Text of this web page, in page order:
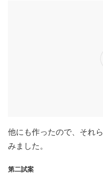
他にも作ったので、それ
みました。
第二試案